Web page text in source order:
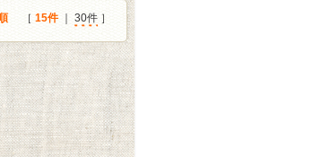
［ 15件｜ 30件 ］